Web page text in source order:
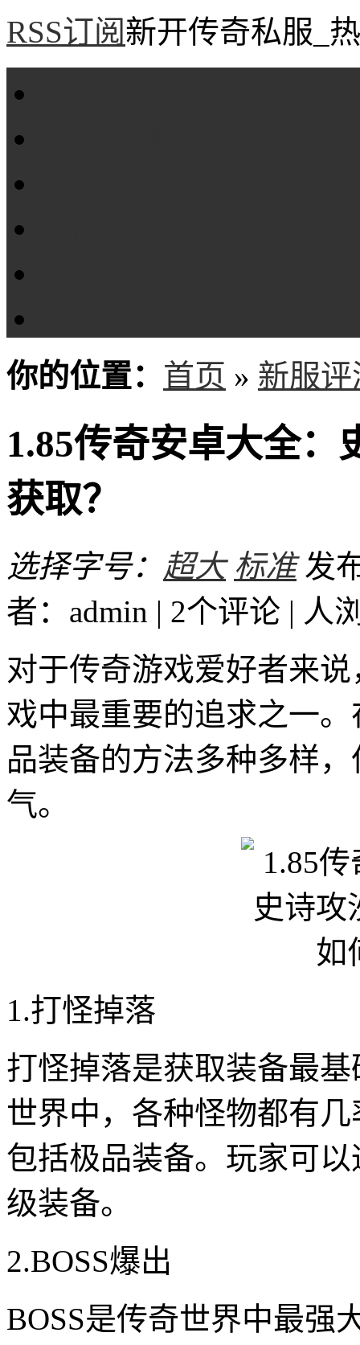
RSS订阅新开传奇私服_
你的位置： 首页 » 新服评
1.85传奇安卓大全：
获取？
选择字号： 超大 标准 发
者：admin | 2个评论 | 人
对于传奇游戏爱好者来
戏中最重要的追求之一
品装备的方法多种多样
气。
1.打怪掉落
打怪掉落是获取装备最
世界中，各种怪物都有
包括极品装备。玩家可
级装备。
2.BOSS爆出
BOSS是传奇世界中最强